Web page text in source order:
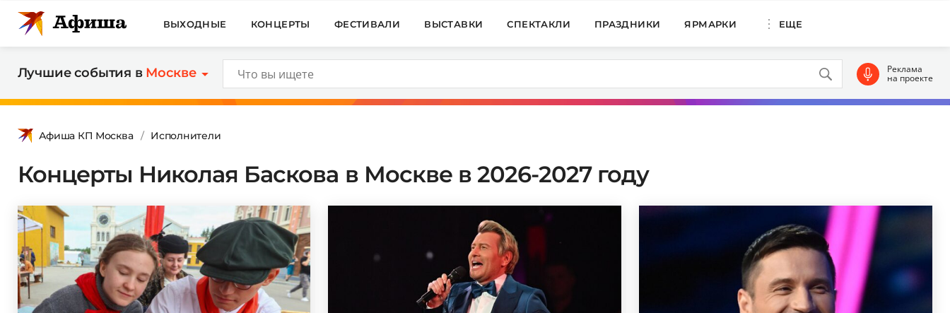
ВЫХОДНЫЕ КОНЦЕРТЫ ФЕСТИВАЛИ ВЫСТАВКИ СПЕКТАКЛИ ПРАЗДНИКИ ЯРМАРКИ ЕЩЕ
Лучшие события в Москве Реклама
на проекте
Афиша КП Москва Исполнители
Концерты Николая Баскова в Москве в 2026-2027 году